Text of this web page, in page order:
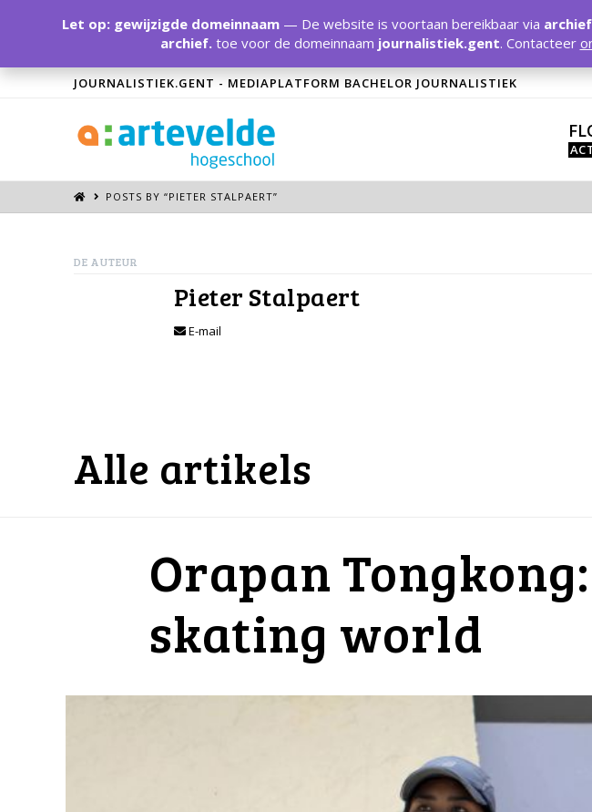
JOURNALISTIEK.GENT - MEDIAPLATFORM BACHELOR JOURNALISTIEK
POSTS BY “PIETER STALPAERT”
DE AUTEUR
Pieter Stalpaert
E-mail
Alle artikels
Orapan
skating world
Let op: gewijzigde domeinnaam— De website is voortaan bereikbaar via
archief.toe voor de domeinnaam journalistiek.gent. Contacteer